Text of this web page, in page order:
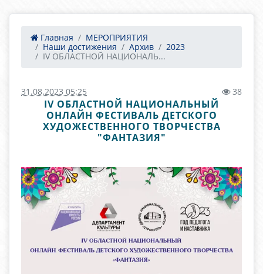
Главная
МЕРОПРИЯТИЯ
Наши достижения
Архив
2023
IV ОБЛАСТНОЙ НАЦИОНАЛЬ...
31.08.2023 05:25 38
IV ОБЛАСТНОЙ НАЦИОНАЛЬНЫЙ
ОНЛАЙН ФЕСТИВАЛЬ ДЕТСКОГО
ХУДОЖЕСТВЕННОГО ТВОРЧЕСТВА
"ФАНТАЗИЯ"